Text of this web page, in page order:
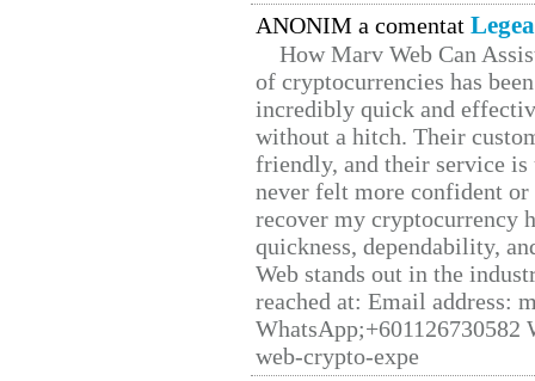
ANONIM a comentat
How Marv Web Can
of cryptocurrencies has
incredibly quick and
without a hitch. Their
friendly, and their service
never felt more confident
recover my cryptocurrency
quickness, dependability,
Web stands out in the
reached at: Email address:
web-crypto-expe